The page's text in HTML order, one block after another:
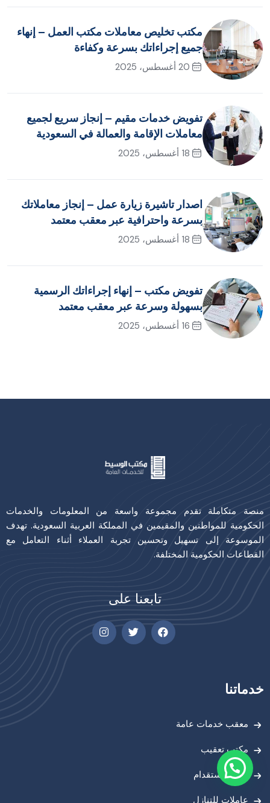
مكتب تخليص معاملات مكتب العمل – إنهاء
جميع إجراءاتك بسرعة وكفاءة
20 أغسطس، 2025
تفويض خدمات مقيم – إنجاز سريع لجميع
معاملات الإقامة والعمالة في السعودية
18 أغسطس، 2025
اصدار تاشيرة زيارة عمل – إنجاز معاملاتك
بسرعة واحترافية عبر معقب معتمد
18 أغسطس، 2025
تفويض مكتب – إنهاء إجراءاتك الرسمية
بسهولة وسرعة عبر معقب معتمد
16 أغسطس، 2025
منصة متكاملة تقدم مجموعة واسعة من المعلومات والخدمات
الحكومية للمواطنين والمقيمين في المملكة العربية السعودية. تهدف
الموسوعة إلى تسهيل وتحسين تجربة العملاء أثناء التعامل مع
القطاعات الحكومية المختلفة.
تابعنا على
خدماتنا
معقب خدمات عامة
مكتب تعقيب
مكتب استقدام
عاملات للتنازل